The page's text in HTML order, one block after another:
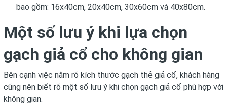
bao gồm: 16x40cm, 20x40cm, 30x60cm và 40x80cm.
Một số lưu ý khi lựa chọn
gạch giả cổ cho không gian
Bên cạnh việc nắm rõ kích thước gạch thẻ giả cổ, khách hàng
cũng nên biết rõ một số lưu ý khi chọn gạch giả cổ phù hợp với
không gian.